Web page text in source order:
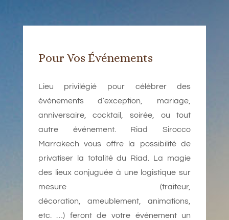
Pour Vos Événements
Lieu privilégié pour célébrer des
événements d’exception, mariage,
anniversaire, cocktail, soirée, ou tout
autre événement. Riad Sirocco
Marrakech vous offre la possibilité de
privatiser la totalité du Riad. La magie
des lieux conjuguée à une logistique sur
mesure (traiteur,
décoration, ameublement, animations,
etc. …) feront de votre événement un